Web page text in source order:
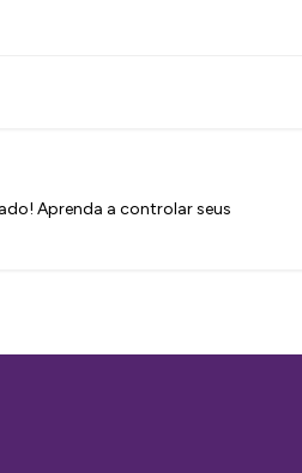
Aprenda a controlar seus